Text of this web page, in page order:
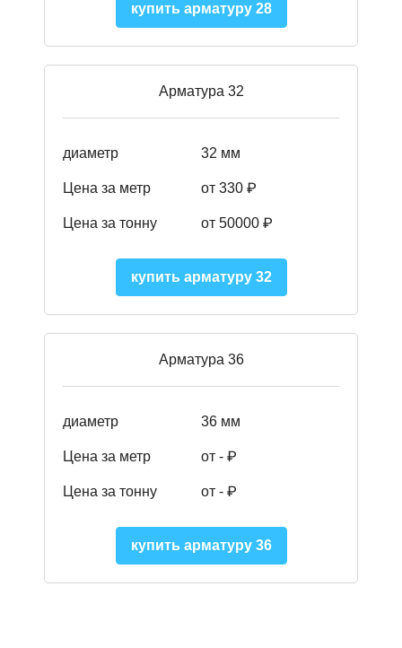
купить арматуру 28
Арматура 32
диаметр 32 мм
Цена за метр от 330 ₽
Цена за тонну от 50000 ₽
купить арматуру 32
Арматура 36
диаметр 36 мм
Цена за метр от - ₽
Цена за тонну от - ₽
купить арматуру 36